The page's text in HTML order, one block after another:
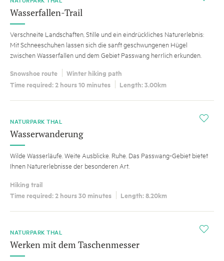
Wasserfallen-Trail
Verschneite Landschaften, Stille und ein eindrückliches Naturerlebnis:
Mit Schneeschuhen lassen sich die sanft geschwungenen Hügel
zwischen Wasserfallen und dem Gebiet Passwang herrlich erkunden.
Snowshoe route
Winter hiking path
Time required: 2 hours 10 minutes
Length: 3.00km
i
NATURPARK THAL
Wasserwanderung
Wilde Wasserläufe. Weite Ausblicke. Ruhe. Das Passwang-Gebiet bietet
Ihnen Naturerlebnisse der besonderen Art.
Hiking trail
Time required: 2 hours 30 minutes
Length: 8.20km
i
NATURPARK THAL
Werken mit dem Taschenmesser